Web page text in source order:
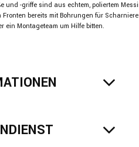
und -griffe sind aus echtem, poliertem
bereits mit Bohrungen für
ein Montageteam um Hilfe bitten.